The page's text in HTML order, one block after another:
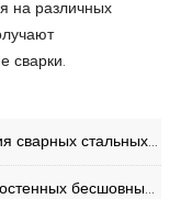
на различных
сварки.
стальных труб
бесшовных стальных труб